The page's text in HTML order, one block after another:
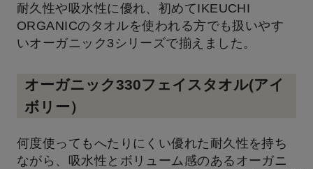
耐久性や吸水性に優れ、初めてIKEUCHI
ORGANICのタオルを使われる方でも扱いやす
いオーガニック3シリーズで揃えました。
オーガニック330フェイスタオル(アイ
ボリー）
何度使ってもへたりにくい優れた耐久性を持ち
ながら、吸水性とボリューム感のあるオーガニ